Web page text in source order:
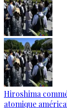
Hiroshima
atomique